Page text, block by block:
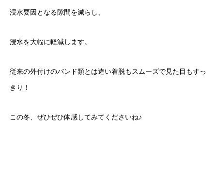
浸水要因となる隙間を減らし、
浸水を大幅に軽減します。
従来の外付けのバンド類とは違い着脱もスムーズで見た目もすっ
きり！
この冬、ぜひぜひ体感してみてくださいね♪